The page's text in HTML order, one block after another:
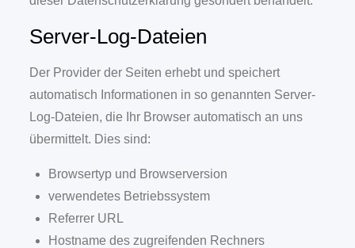
Server-Log-Dateien
Der Provider der Seiten erhebt und speichert
automatisch Informationen in so genannten Server-
Log-Dateien, die Ihr Browser automatisch an uns
übermittelt. Dies sind:
Browsertyp und Browserversion
verwendetes Betriebssystem
Referrer URL
Hostname des zugreifenden Rechners